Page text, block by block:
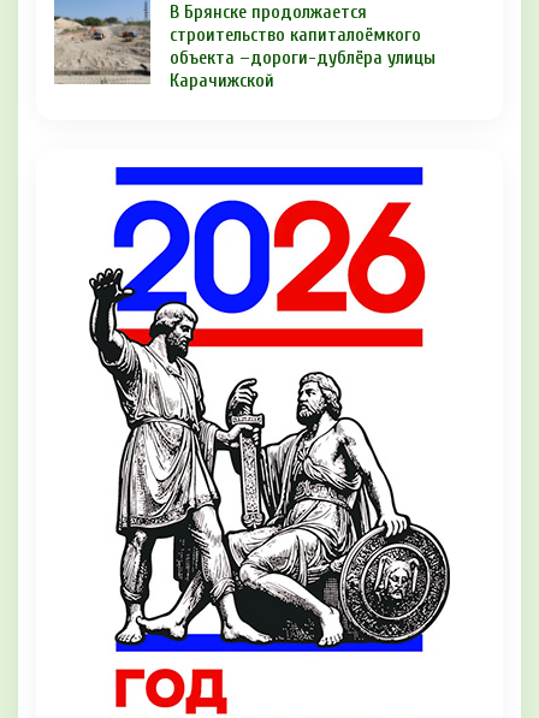
В Брянске продолжается
строительство капиталоёмкого
объекта –дороги-дублёра улицы
Карачижской